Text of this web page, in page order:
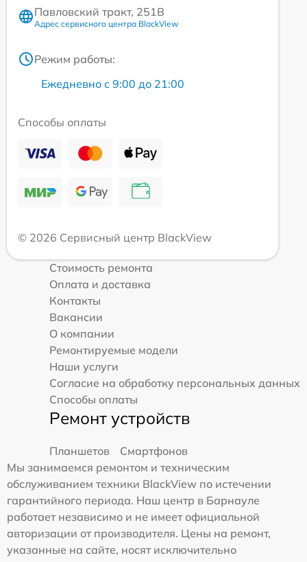
Павловский тракт, 251В
Адрес сервисного центра BlackView
Режим работы:
Ежедневно с 9:00 до 21:00
Способы оплаты
© 2026 Сервисный центр BlackView
Стоимость ремонта
Оплата и доставка
Контакты
Вакансии
О компании
Ремонтируемые модели
Наши услуги
Согласие на обработку персональных данных
Способы оплаты
Ремонт устройств
Планшетов
Смартфонов
Мы занимаемся ремонтом и техническим
обслуживанием техники BlackView по истечении
гарантийного периода. Наш центр в Барнауле
работает независимо и не имеет официальной
авторизации от производителя. Цены на ремонт,
указанные на сайте, носят исключительно